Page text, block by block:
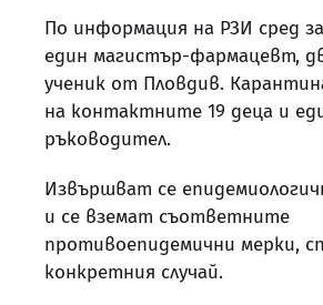
По информация на РЗИ сред
един магистър-фармацевт,
ученик от Пловдив.
на контактните 19 деца и
ръководител.
Извършват се
и се вземат съответните
противоепидемични мерки,
конкретния случай.